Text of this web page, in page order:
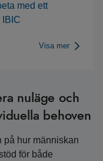
med ett
IBIC
Visa mer
nuläge och
behoven
på hur människan
för både